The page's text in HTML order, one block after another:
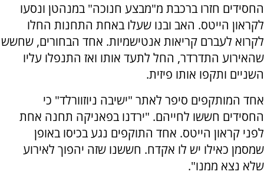
החסידים חזרו ברכבת מ"מבצע חנוכה" במנהטן ונסעו
לקראון הייטס. האב ובנו שעלו באחת התחנות החלו
לקרוא לעברם קריאות אנטישמיות. אחד הבחורים, שחשש
שהאירוע התדרדר, החל לתעד אותו ואז התנפלו עליו
השניים ותקפו אותו פיזית.
אחד המותקפים סיפר לאתר "ישיבה ניוזוורלד" כי
החסידים חששו לחייהם. "ירדנו בפאניקה תחנה אחת
לפני קראון הייטס. אחד התוקפים נגע בכיסו באופן
שמסמן כאילו יש לו אקדח. חששנו שזה יהפוך לאירוע
שלא נצא ממנו".